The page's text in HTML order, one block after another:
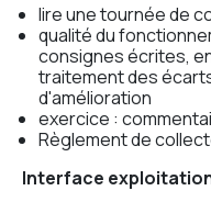
lire une tournée de
qualité du
consignes écrites,
traitement des
d'amélioration
exercice :
Règlement de
Interface